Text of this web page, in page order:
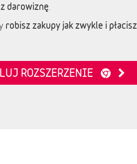
darowiznę
robisz zakupy jak zwykle i
ROZSZERZENIE